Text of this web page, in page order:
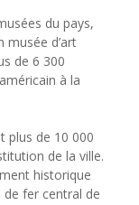
du pays,
musée d’art
de 6 300
à la
plus de 10 000
de la ville.
historique
de fer central de